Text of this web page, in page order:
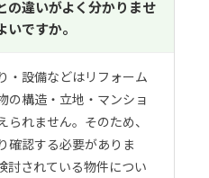
の違いがよく分かりませ
ですか。
・設備などはリフォーム
の構造・立地・マンショ
れません。そのため、
確認する必要がありま
討されている物件につい